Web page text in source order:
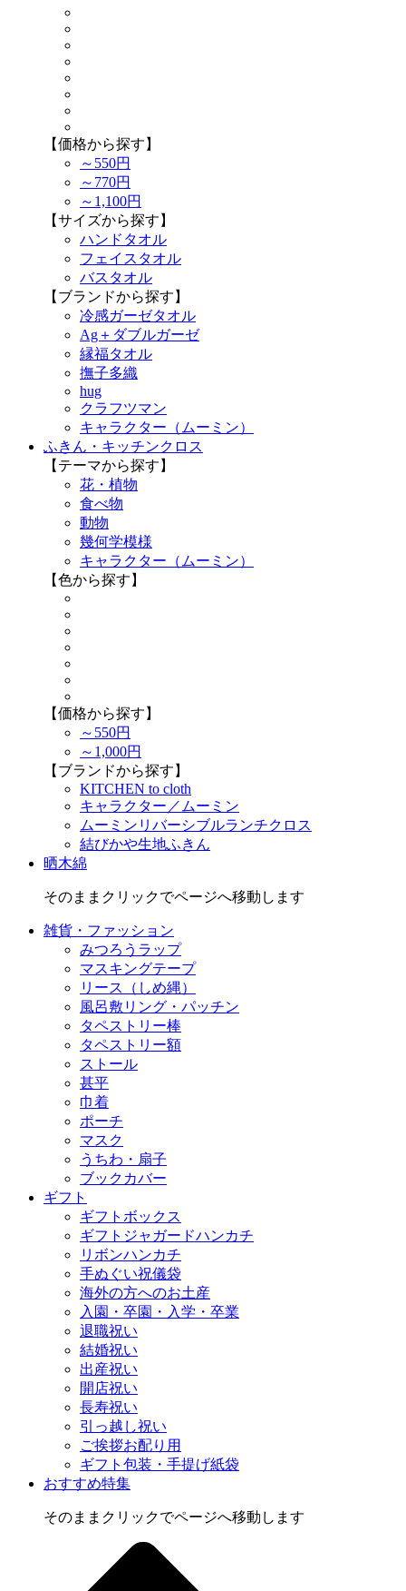
【価格から探す】
～550円
～770円
～1,100円
【サイズから探す】
ハンドタオル
フェイスタオル
バスタオル
【ブランドから探す】
冷感ガーゼタオル
Ag＋ダブルガーゼ
縁福タオル
撫子多織
hug
クラフツマン
キャラクター（ムーミン）
ふきん・キッチンクロス
【テーマから探す】
花・植物
食べ物
動物
幾何学模様
キャラクター（ムーミン）
【色から探す】
【価格から探す】
～550円
～1,000円
【ブランドから探す】
KITCHEN to cloth
キャラクター／ムーミン
ムーミンリバーシブルランチクロス
結びかや生地ふきん
晒木綿
そのままクリックでページへ移動します
雑貨・ファッション
みつろうラップ
マスキングテープ
リース（しめ縄）
風呂敷リング・パッチン
タペストリー棒
タペストリー額
ストール
甚平
巾着
ポーチ
マスク
うちわ・扇子
ブックカバー
ギフト
ギフトボックス
ギフトジャガードハンカチ
リボンハンカチ
手ぬぐい祝儀袋
海外の方へのお土産
入園・卒園・入学・卒業
退職祝い
結婚祝い
出産祝い
開店祝い
長寿祝い
引っ越し祝い
ご挨拶お配り用
ギフト包装・手提げ紙袋
おすすめ特集
そのままクリックでページへ移動します